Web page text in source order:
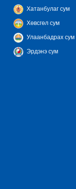
Хатанбулаг сум
Хөвсгөл сум
Улаанбадрах сум
Эрдэнэ сум